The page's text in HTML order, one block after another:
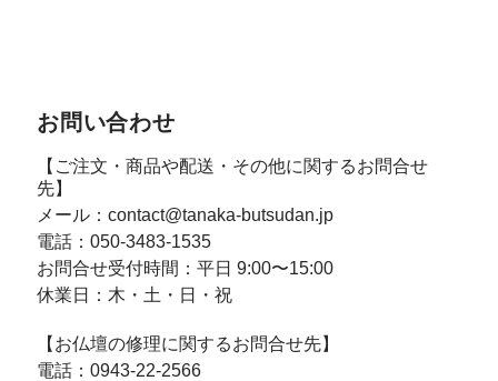
お問い合わせ
【ご注文・商品や配送・その他に関するお問合せ
先】
メール： contact@tanaka-butsudan.jp
電話： 050-3483-1535
お問合せ受付時間： 平日 9:00〜15:00
休業日： 木・土・日・祝
【お仏壇の修理に関するお問合せ先】
電話： 0943-22-2566